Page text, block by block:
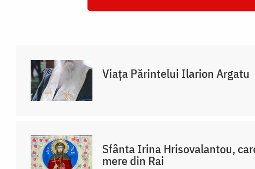
Viața Părintelui Ilarion Argatu
Sfânta Irina Hrisovalantou,
mere din Rai